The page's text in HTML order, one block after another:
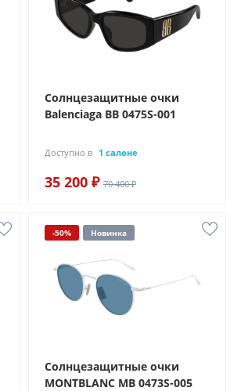
Солнцезащитные очки
Balenciaga BB 0475S-001
Доступно в 1 салоне
35 200 ₽ 70 400 ₽
-50% Новинка
Солнцезащитные очки
MONTBLANC MB 0473S-005